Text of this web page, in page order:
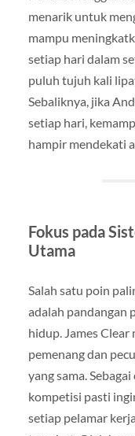
menarik untuk
mampu
setiap hari dalam
puluh tujuh kali
Sebaliknya, jika
setiap hari,
hampir mendekati
Fokus pada
Utama
Salah satu poin
adalah pandangan
hidup. James
pemenang dan
yang sama.
kompetisi pasti
setiap pelamar